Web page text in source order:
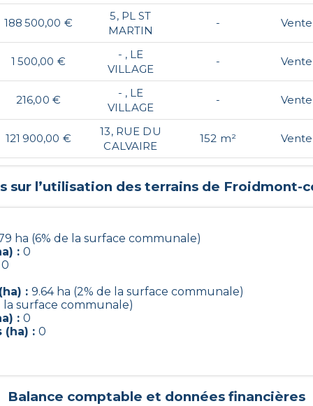
188 500,00 €
5, PL ST
MARTIN
- Vente
1 500,00 €
- , LE
VILLAGE
- Vente
216,00 €
- , LE
VILLAGE
- Vente
121 900,00 €
13, RUE DU
CALVAIRE
152 m² Vente
sur l’utilisation des terrains de Froidmont-
ha (6% de la surface communale)
: 0
0
: 9.64 ha (2% de la surface communale)
la surface communale)
: 0
(ha) : 0
Balance comptable et données financières